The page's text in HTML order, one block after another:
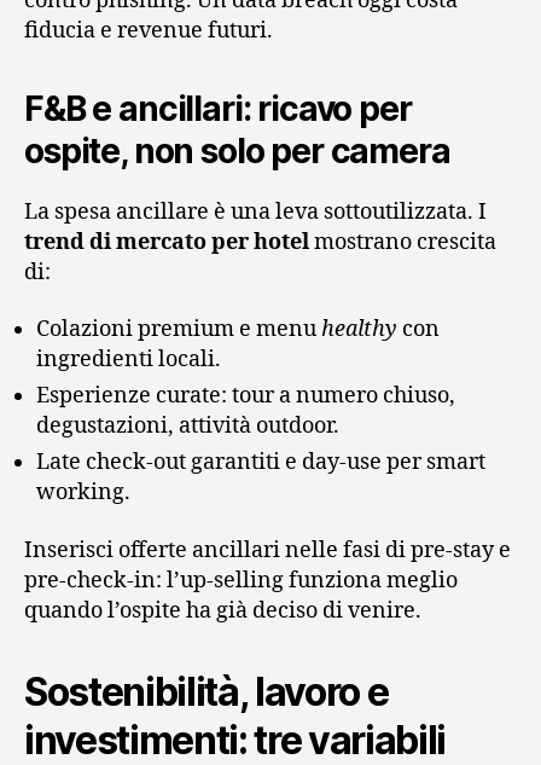
fiducia e revenue futuri.
F&B e ancillari: ricavo per
ospite, non solo per camera
La spesa ancillare è una leva sottoutilizzata. I
trend di mercato per hotelmostrano crescita
di:
Colazioni premium e menuhealthy con
ingredienti locali.
Esperienze curate: tour a numero chiuso,
degustazioni, attività outdoor.
Late check-out garantiti e day-use per smart
working.
Inserisci offerte ancillari nelle fasi di pre-stay e
pre-check-in: l’up-selling funziona meglio
quando l’ospite ha già deciso di venire.
Sostenibilità, lavoro e
investimenti: tre variabili